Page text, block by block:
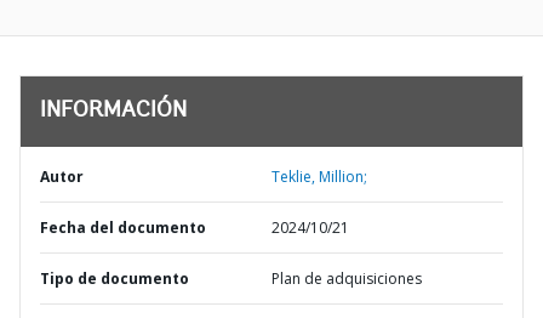
INFORMACIÓN
Autor Teklie, Million;
Fecha del documento 2024/10/21
Tipo de documento Plan de adquisiciones